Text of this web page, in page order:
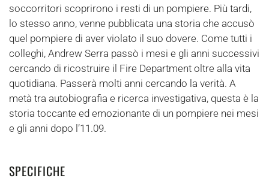
soccorritori scoprirono i resti di un pompiere. Più tardi,
lo stesso anno, venne pubblicata una storia che accusò
quel pompiere di aver violato il suo dovere. Come tutti i
colleghi, Andrew Serra passò i mesi e gli anni successivi
cercando di ricostruire il Fire Department oltre alla vita
quotidiana. Passerà molti anni cercando la verità. A
metà tra autobiografia e ricerca investigativa, questa è la
storia toccante ed emozionante di un pompiere nei mesi
e gli anni dopo l’11.09.
SPECIFICHE